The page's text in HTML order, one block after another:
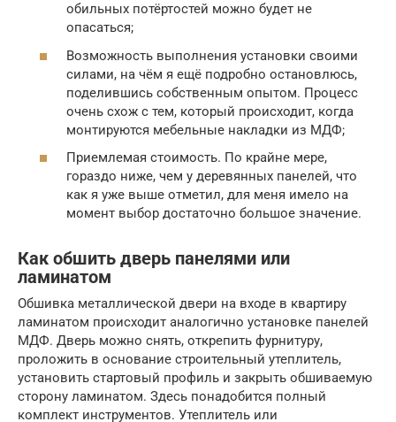
обильных потёртостей можно будет не
опасаться;
Возможность выполнения установки своими
силами, на чём я ещё подробно остановлюсь,
поделившись собственным опытом. Процесс
очень схож с тем, который происходит, когда
монтируются мебельные накладки из МДФ;
Приемлемая стоимость. По крайне мере,
гораздо ниже, чем у деревянных панелей, что
как я уже выше отметил, для меня имело на
момент выбор достаточно большое значение.
Как обшить дверь панелями или
ламинатом
Обшивка металлической двери на входе в квартиру
ламинатом происходит аналогично установке панелей
МДФ. Дверь можно снять, открепить фурнитуру,
проложить в основание строительный утеплитель,
установить стартовый профиль и закрыть обшиваемую
сторону ламинатом. Здесь понадобится полный
комплект инструментов. Утеплитель или